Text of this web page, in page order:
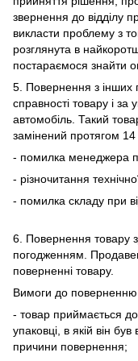
звернення до відділу
викласти проблему з
розглянута в
постараємося знайти
5. Повернення з інших
справності товару і
автомобіль. Такий
замінений протягом
- помилка менеджера
- різночитання
- помилка складу при
6. Повернення товару
погодженням.
поверненні товару.
Вимоги до поверненню
- товар приймається до
упаковці, в якій він
причини повернення;